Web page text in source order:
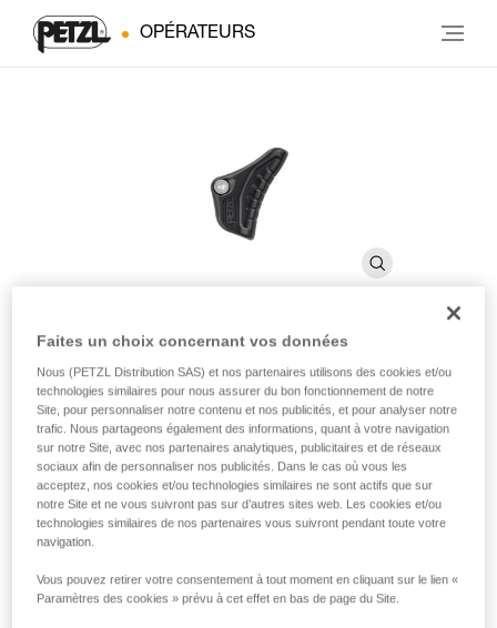
OPÉRATEURS
CAPTIVO
Barrette de maintien pour connecteur VERTIGO TWIST-
LOCK (pack de 10)
La barrette de maintien CAPTIVO permet de solidariser le
connecteur à la longe, de favoriser la sollicitation du
connecteur selon le grand axe et de limiter le risque de
connecteur VERTIGO TWIST-LOCK.
Faites un choix concernant vos données
Nous (PETZL Distribution SAS) et nos partenaires utilisons des cookies et/ou
technologies similaires pour nous assurer du bon fonctionnement de notre
Site, pour personnaliser notre contenu et nos publicités, et pour analyser notre
trafic. Nous partageons également des informations, quant à votre navigation
sur notre Site, avec nos partenaires analytiques, publicitaires et de réseaux
sociaux afin de personnaliser nos publicités. Dans le cas où vous les
acceptez, nos cookies et/ou technologies similaires ne sont actifs que sur
notre Site et ne vous suivront pas sur d’autres sites web. Les cookies et/ou
technologies similaires de nos partenaires vous suivront pendant toute votre
navigation.
Vous pouvez retirer votre consentement à tout moment en cliquant sur le lien «
Paramètres des cookies » prévu à cet effet en bas de page du Site.